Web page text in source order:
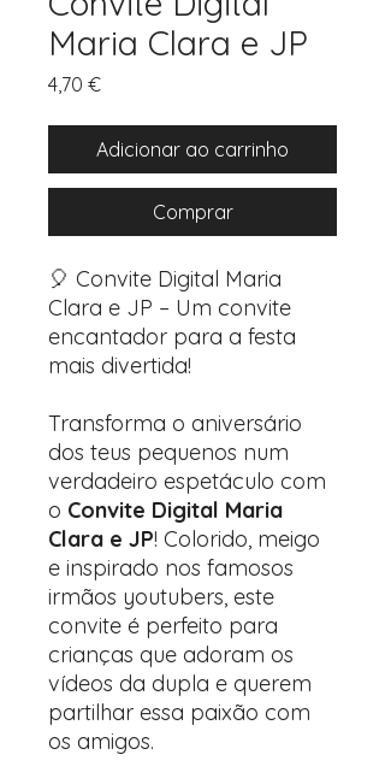
Maria Clara e JP
4,70 €Preço
Adicionar ao carrinho
Comprar
🎈 Convite Digital Maria
Clara e JP – Um convite
encantador para a festa
mais divertida!
Transforma o aniversário
dos teus pequenos num
verdadeiro espetáculo com
o Convite Digital Maria
Clara e JP! Colorido, meigo
e inspirado nos famosos
irmãos youtubers, este
convite é perfeito para
crianças que adoram os
vídeos da dupla e querem
partilhar essa paixão com
os amigos.